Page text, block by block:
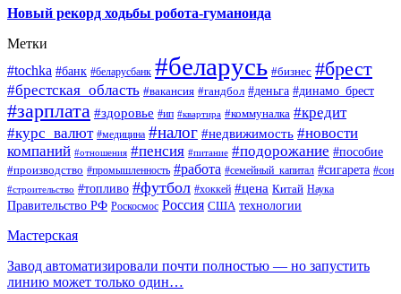
Новый рекорд ходьбы робота-гуманоида
Метки
#tochka #банк #беларусбанк #беларусь #бизнес #брест
#брестская_область #вакансия #гандбол #деньга #динамо_брест
#зарплата #здоровье #ип #квартира #коммуналка #кредит
#курс_валют #медицина #налог #недвижимость #новости
компаний #отношения #пенсия #питание #подорожание #пособие
#производство #промышленность #работа #семейный_капитал #сигарета #сон
#строительство #топливо #футбол #хоккей #цена Китай Наука
Правительство РФ Роскосмос Россия США технологии
Мастерская
Завод автоматизировали почти полностью — но запустить
линию может только один…